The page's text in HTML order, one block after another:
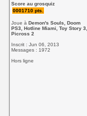
Score au grosquiz
0001710 pts.
Joue àDemon's Souls, Doom
PS3, Hotline Miami, Toy Story 3,
Picross 2
Inscrit : Jun 06, 2013
Messages : 1972
Hors ligne